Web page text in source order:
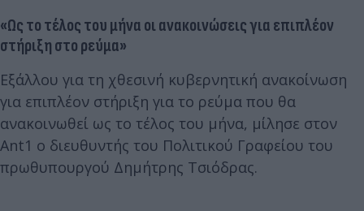
«Ως το τέλος του μήνα οι ανακοινώσεις για επιπλέον
στήριξη στο ρεύμα»
Εξάλλου για τη χθεσινή κυβερνητική ανακοίνωση
για επιπλέον στήριξη για το ρεύμα που θα
ανακοινωθεί ως το τέλος του μήνα, μίλησε στον
Ant1 ο διευθυντής του Πολιτικού Γραφείου του
πρωθυπουργού Δημήτρης Τσιόδρας.